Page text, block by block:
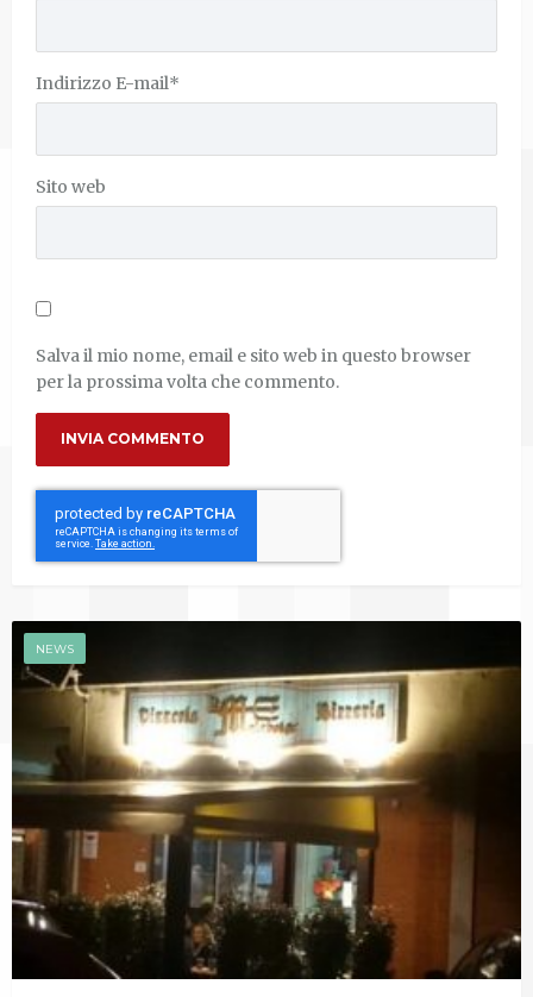
Indirizzo E-mail*
Sito web
Salva il mio nome, email e sito web in questo browser
per la prossima volta che commento.
NEWS